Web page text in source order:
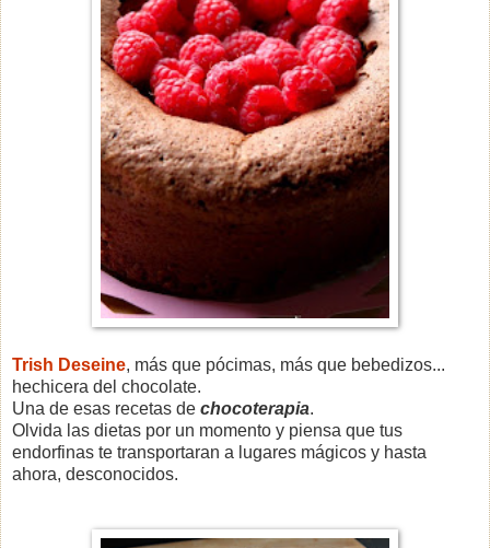
Trish Deseine, más que pócimas, más que bebedizos...
hechicera del chocolate.
Una de esas recetas de chocoterapia.
Olvida las dietas por un momento y piensa que tus
endorfinas te transportaran a lugares mágicos y hasta
ahora, desconocidos.